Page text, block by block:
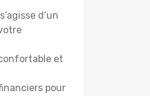
d’un
et
pour